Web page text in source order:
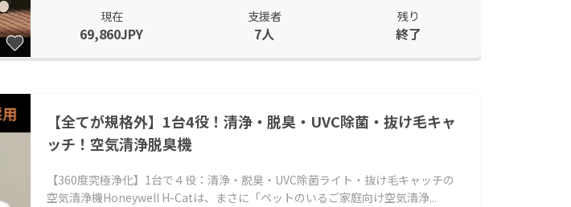
現在
69,860JPY
支援者
7人
残り
終了
【全てが規格外】1台4役！清浄・脱臭・UVC除菌・抜け毛キャ
ッチ！空気清浄脱臭機
【360度究極浄化】1台で４役：清浄・脱臭・UVC除菌ライト・抜け毛キャッチの
空気清浄機Honeywell H-Catは、まさに「ペットのいるご家庭向け空気清浄...